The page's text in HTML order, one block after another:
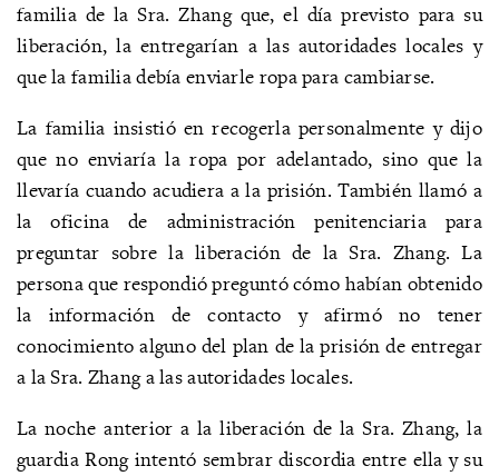
familia de la Sra. Zhang que, el día previsto para su
liberación, la entregarían a las autoridades locales y
que la familia debía enviarle ropa para cambiarse.
La familia insistió en recogerla personalmente y dijo
que no enviaría la ropa por adelantado, sino que la
llevaría cuando acudiera a la prisión. También llamó a
la oficina de administración penitenciaria para
preguntar sobre la liberación de la Sra. Zhang. La
persona que respondió preguntó cómo habían obtenido
la información de contacto y afirmó no tener
conocimiento alguno del plan de la prisión de entregar
a la Sra. Zhang a las autoridades locales.
La noche anterior a la liberación de la Sra. Zhang, la
guardia Rong intentó sembrar discordia entre ella y su